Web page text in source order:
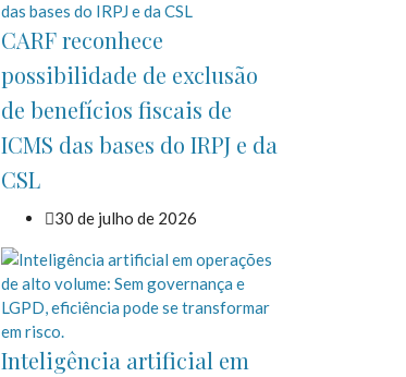
CARF reconhece
possibilidade de exclusão
de benefícios fiscais de
ICMS das bases do IRPJ e da
CSL
30 de julho de 2026
Inteligência artificial em